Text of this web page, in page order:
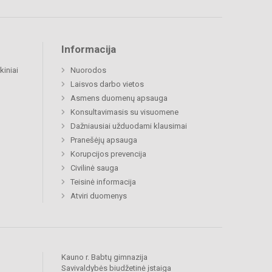
Informacija
Nuorodos
Laisvos darbo vietos
Asmens duomenų apsauga
Konsultavimasis su visuomene
Dažniausiai užduodami klausimai
Pranešėjų apsauga
Korupcijos prevencija
Civilinė sauga
Teisinė informacija
Atviri duomenys
Kauno r. Babtų gimnazija
Savivaldybės biudžetinė įstaiga